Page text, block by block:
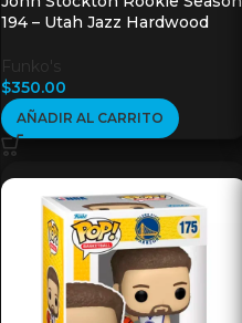
194 – Utah Jazz Hardwood
Funko's
$350.00
AÑADIR AL CARRITO